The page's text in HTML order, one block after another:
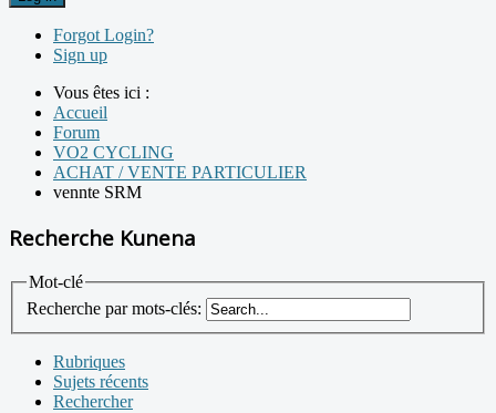
Forgot Login?
Sign up
Vous êtes ici :
Accueil
Forum
VO2 CYCLING
ACHAT / VENTE PARTICULIER
vennte SRM
Recherche Kunena
Mot-clé
Recherche par mots-clés:
Rubriques
Sujets récents
Rechercher